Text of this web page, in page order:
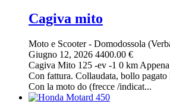
Cagiva mito
Moto e Scooter- Domodossola
Giugno 12, 2026 4400.00 €
Cagiva Mito 125 -ev -1 0 km
Con fattura. Collaudata, bollo
Con la moto do (frecce /indicat...